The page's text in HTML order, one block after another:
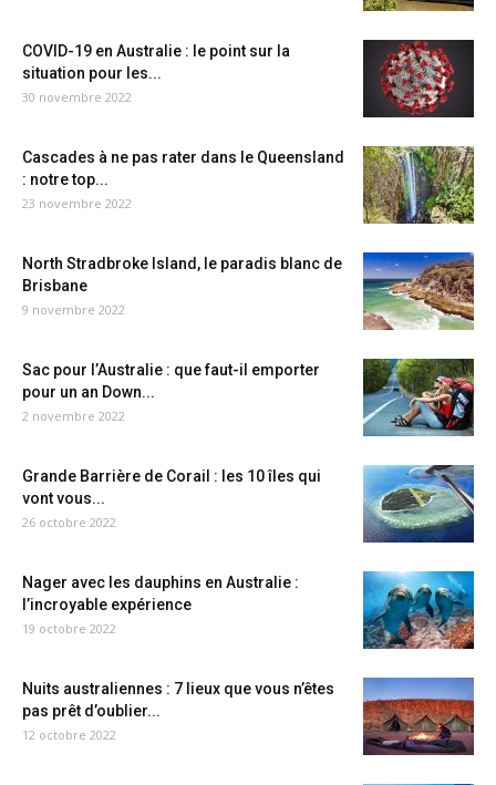
COVID-19 en Australie : le point sur la
situation pour les...
30 novembre 2022
Cascades à ne pas rater dans le Queensland
: notre top...
23 novembre 2022
North Stradbroke Island, le paradis blanc de
Brisbane
9 novembre 2022
Sac pour l’Australie : que faut-il emporter
pour un an Down...
2 novembre 2022
Grande Barrière de Corail : les 10 îles qui
vont vous...
26 octobre 2022
Nager avec les dauphins en Australie :
l’incroyable expérience
19 octobre 2022
Nuits australiennes : 7 lieux que vous n’êtes
pas prêt d’oublier...
12 octobre 2022